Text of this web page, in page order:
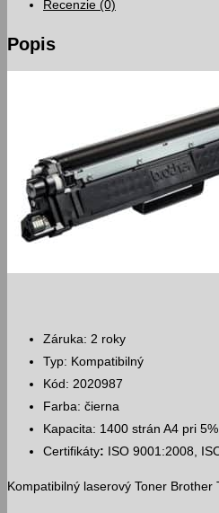
Recenzie (0)
Popis
Záruka: 2 roky
Typ: Kompatibilný
Kód: 2020987
Farba: čierna
Kapacita: 1400 strán A4 pri
Certifikáty: ISO 9001:2008,
Kompatibilný laserový Toner Brother